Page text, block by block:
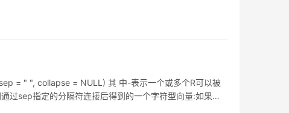
= " ", collapse = NULL) 其 中-表示一个或多个R可以被
过sep指定的分隔符连接后得到的一个字符型向量:如果为